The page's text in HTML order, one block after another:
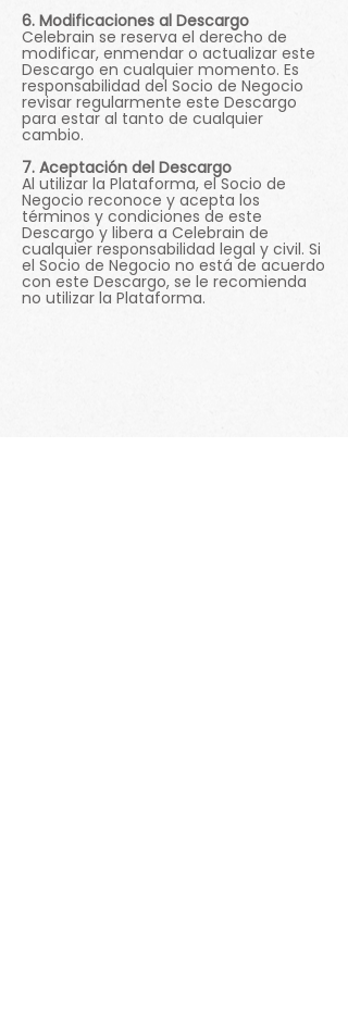
6. Modificaciones al Descargo
Celebrain se reserva el derecho de
modificar, enmendar o actualizar este
Descargo en cualquier momento. Es
responsabilidad del Socio de Negocio
revisar regularmente este Descargo
para estar al tanto de cualquier
cambio.
7. Aceptación del Descargo
Al utilizar la Plataforma, el Socio de
Negocio reconoce y acepta los
términos y condiciones de este
Descargo y libera a Celebrain de
cualquier responsabilidad legal y civil. Si
el Socio de Negocio no está de acuerdo
con este Descargo, se le recomienda
no utilizar la Plataforma.